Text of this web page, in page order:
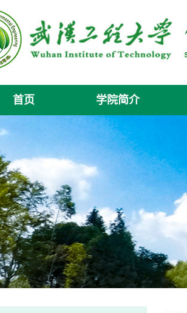
首页 学院简介